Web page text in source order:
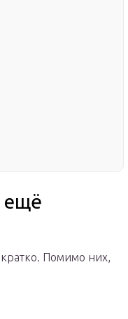
ещё
Помимо них,